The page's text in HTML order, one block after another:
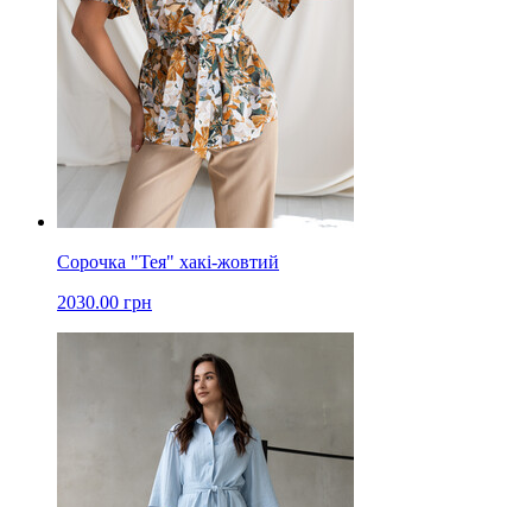
Сорочка "Тея" хакі-жовтий
2030.00 грн